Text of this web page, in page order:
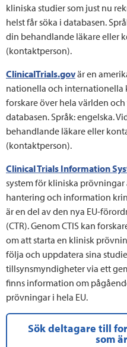
kliniska studier som just nu
helst får söka i databasen.
din behandlande läkare eller
(kontaktperson).
ClinicalTrials.govär en
nationella och internationella
forskare över hela världen
databasen. Språk: engelska.
behandlande läkare eller
(kontaktperson).
Clinical Trials Information
system för kliniska
hantering och information
är en del av den nya EU-
(CTR). Genom CTIS kan
om att starta en klinisk
följa och uppdatera sina
tillsynsmyndigheter via ett
finns information om
prövningar i hela EU.
Sök deltagare till
som